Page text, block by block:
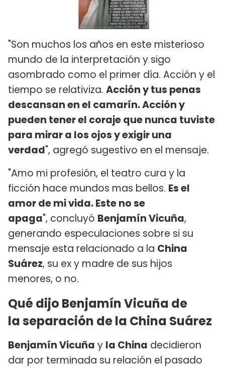
"Son muchos los años en este misterioso
mundo de la interpretación y sigo
asombrado como el primer día. Acción y el
tiempo se relativiza. Acción y tus penas
descansan en el camarín. Acción y
pueden tener el coraje que nunca tuviste
para mirar a los ojos y exigir una
verdad", agregó sugestivo en el mensaje.
"Amo mi profesión, el teatro cura y la
ficción hace mundos mas bellos. Es el
amor de mi vida. Este no se
apaga", concluyó Benjamín Vicuña,
generando especulaciones sobre si su
mensaje esta relacionado a la China
Suárez, su ex y madre de sus hijos
menores, o no.
Qué dijo Benjamín Vicuña de
la separación de la China Suárez
Benjamín Vicuña y la China decidieron
dar por terminada su relación el pasado